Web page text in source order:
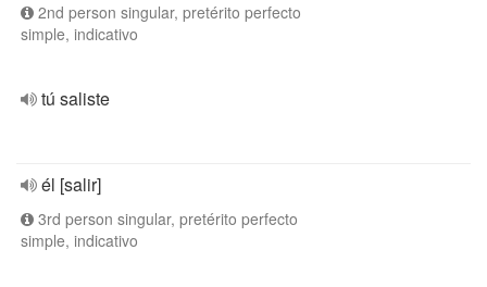
2nd person singular, pretérito perfecto
simple, indicativo
tú saliste
él [salir]
3rd person singular, pretérito perfecto
simple, indicativo